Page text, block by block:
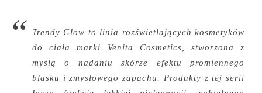
Trendy Glow to linia rozświetlających kosmetyków
do ciała marki Venita Cosmetics, stworzona z
myślą o nadaniu skórze efektu promiennego
blasku i zmysłowego zapachu. Produkty z tej serii